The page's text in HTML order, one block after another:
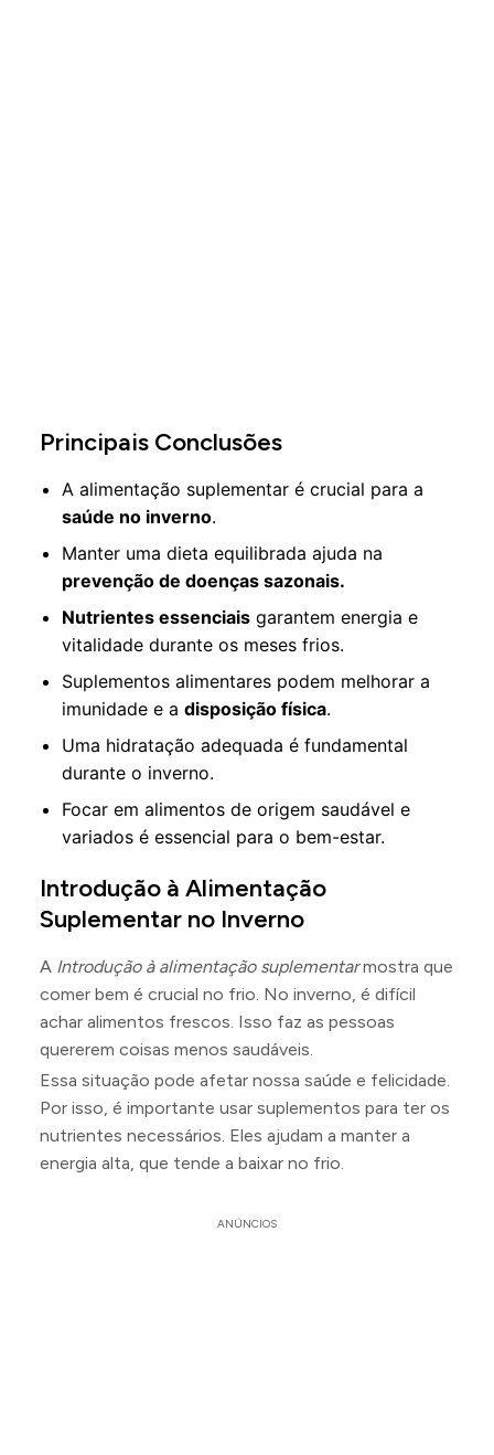
Principais Conclusões
A alimentação suplementar é crucial para a
saúde no inverno.
Manter uma dieta equilibrada ajuda na
prevenção de doenças sazonais.
Nutrientes essenciais garantem energia e
vitalidade durante os meses frios.
Suplementos alimentares podem melhorar a
imunidade e a disposição física.
Uma hidratação adequada é fundamental
durante o inverno.
Focar em alimentos de origem saudável e
variados é essencial para o bem-estar.
Introdução à Alimentação
Suplementar no Inverno
A Introdução à alimentação suplementarmostra que
comer bem é crucial no frio. No inverno, é difícil
achar alimentos frescos. Isso faz as pessoas
quererem coisas menos saudáveis.
Essa situação pode afetar nossa saúde e felicidade.
Por isso, é importante usar suplementos para ter os
nutrientes necessários. Eles ajudam a manter a
energia alta, que tende a baixar no frio.
ANÚNCIOS